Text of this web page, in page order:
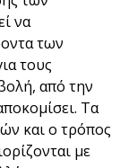
να
των
τους
από την
Τα
και ο τρόπος
με